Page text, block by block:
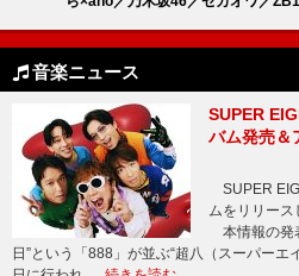
音楽ニュース
SUPER
バム発売＆
SUPER
ムをリリース
本情報の発
日”という「888」が並ぶ“超八（スーパーエ